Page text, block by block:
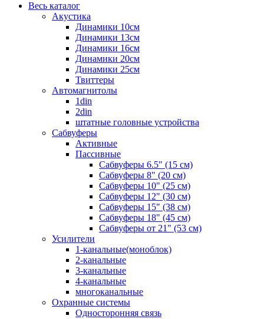
Весь каталог
Акустика
Динамики 10см
Динамики 13см
Динамики 16см
Динамики 20см
Динамики 25см
Твиттеры
Автомагнитолы
1din
2din
штатные головные устройства
Сабвуферы
Активные
Пассивные
Сабвуферы 6.5" (15 см)
Сабвуферы 8" (20 см)
Сабвуферы 10" (25 см)
Сабвуферы 12" (30 см)
Сабвуферы 15" (38 см)
Сабвуферы 18" (45 см)
Сабвуферы от 21" (53 см)
Усилители
1-канальные(моноблок)
2-канальные
3-канальные
4-канальные
многоканальные
Охранные системы
Односторонняя связь